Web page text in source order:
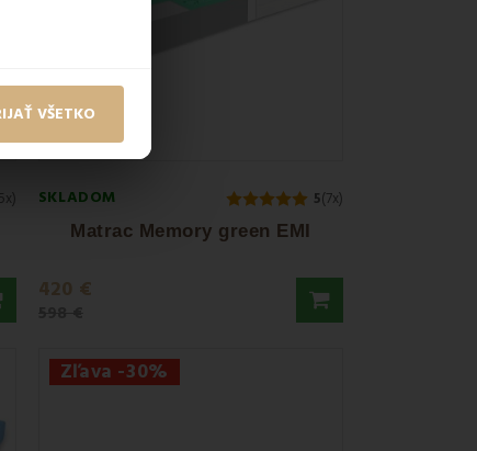
VŠETKO
SKLADOM 5(7x)
Matrac Memory green EMI
420 €
Zľava -30%